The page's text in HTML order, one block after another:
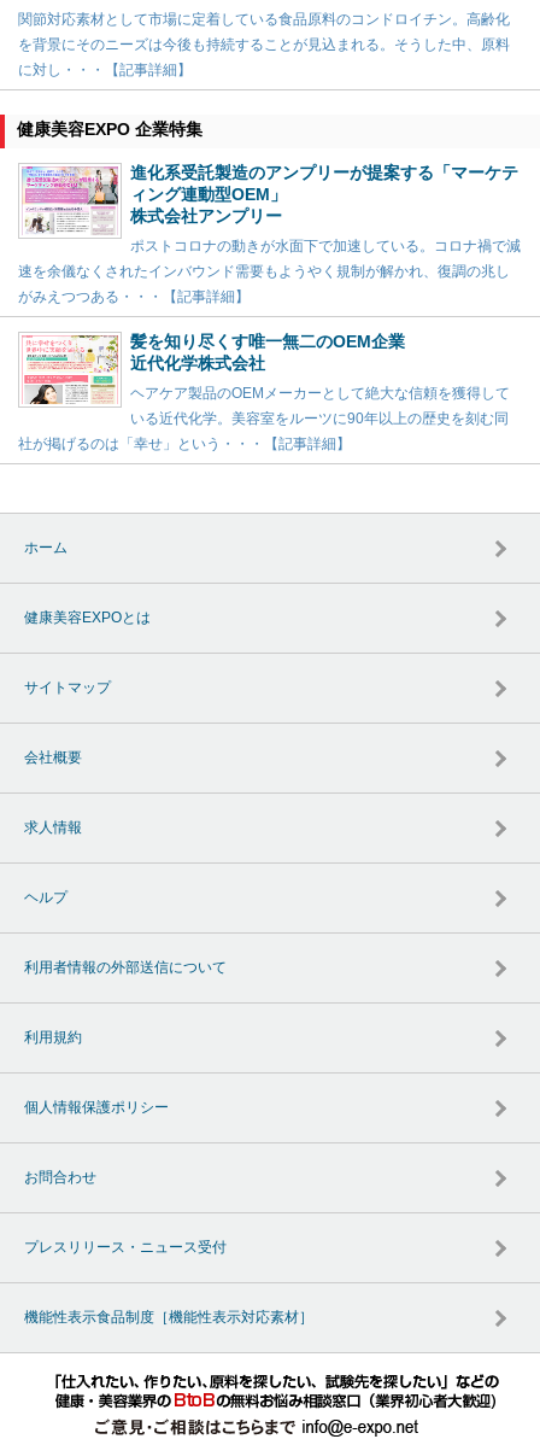
関節対応素材として市場に定着している食品原料のコンドロイチン。高齢化
を背景にそのニーズは今後も持続することが見込まれる。そうした中、原料
に対し・・・【記事詳細】
健康美容EXPO 企業特集
進化系受託製造のアンプリーが提案する「マーケテ
ィング連動型OEM」
株式会社アンプリー
ポストコロナの動きが水面下で加速している。コロナ禍で減
速を余儀なくされたインバウンド需要もようやく規制が解かれ、復調の兆し
がみえつつある・・・【記事詳細】
髪を知り尽くす唯一無二のOEM企業
近代化学株式会社
ヘアケア製品のOEMメーカーとして絶大な信頼を獲得して
いる近代化学。美容室をルーツに90年以上の歴史を刻む同
社が掲げるのは「幸せ」という・・・【記事詳細】
ホーム
健康美容EXPOとは
サイトマップ
会社概要
求人情報
ヘルプ
利用者情報の外部送信について
利用規約
個人情報保護ポリシー
お問合わせ
プレスリリース・ニュース受付
機能性表示食品制度［機能性表示対応素材］